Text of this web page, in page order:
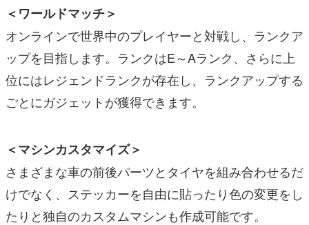
＜ワールドマッチ＞
オンラインで世界中のプレイヤーと対戦し、ランクア
ップを目指します。ランクはE～Aランク、さらに上
位にはレジェンドランクが存在し、ランクアップする
ごとにガジェットが獲得できます。
＜マシンカスタマイズ＞
さまざまな車の前後パーツとタイヤを組み合わせるだ
けでなく、ステッカーを自由に貼ったり色の変更をし
たりと独自のカスタムマシンも作成可能です。